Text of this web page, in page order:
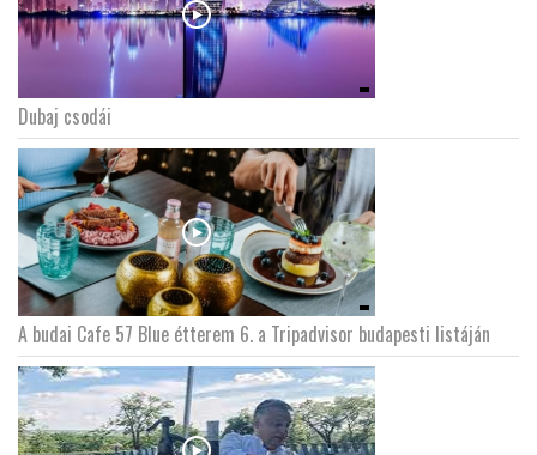
Dubaj csodái
A budai Cafe 57 Blue étterem 6. a Tripadvisor budapesti listáján